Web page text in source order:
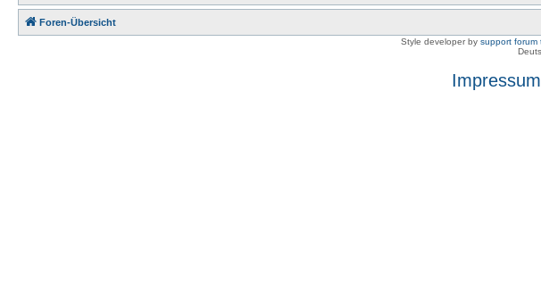
Foren-Übersicht
Style developer by support forum